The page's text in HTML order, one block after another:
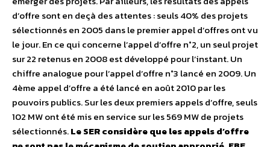
d’offre sont en deçà des attentes : seuls 40% des projets
sélectionnés en 2005 dans le premier appel d’offres ont vu
le jour. En ce qui concerne l’appel d’offre n°2, un seul projet
sur 22 retenus en 2008 est développé pour l’instant. Un
chiffre analogue pour l’appel d’offre n°3 lancé en 2009. Un
4ème appel d’offre a été lancé en août 2010 par les
pouvoirs publics. Sur les deux premiers appels d’offre, seuls
102 MW ont été mis en service sur les 569 MW de projets
sélectionnés.Le SER considère que les appels d’offre